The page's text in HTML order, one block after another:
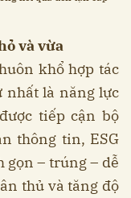
và vừa
khổ hợp tác
nhất là năng lực
tiếp cận bộ
thông tin, ESG
gọn – trúng – dễ
thủ và tăng độ